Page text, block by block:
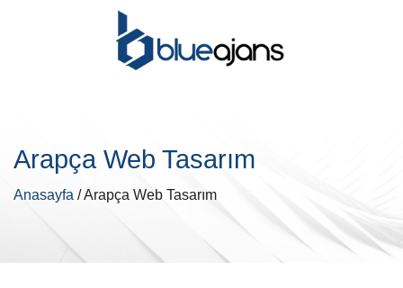
Arapça Web Tasarım
Anasayfa / Arapça Web Tasarım